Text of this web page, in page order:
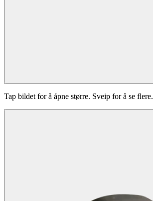
Tap bildet for å åpne større. Sveip for å se flere.